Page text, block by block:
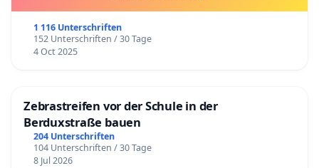
1 116 Unterschriften
152 Unterschriften / 30 Tage
4 Oct 2025
Zebrastreifen vor der Schule in der
Berduxstraße bauen
204 Unterschriften
104 Unterschriften / 30 Tage
8 Jul 2026